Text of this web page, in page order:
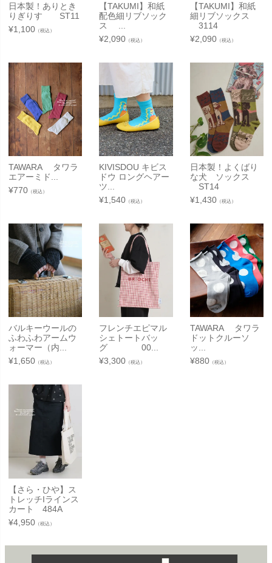
日本製！ありとき
りぎりす ST11
¥1,100 （税込）
【TAKUMI】和紙
配色細リブソック
ス ...
¥2,090 （税込）
【TAKUMI】和紙
細リブソックス
3114
¥2,090（税込）
TAWARA タワラ
エアーミド...
¥770 （税込）
KIVISDOU キビス
ドウ ロングヘアー
ツ...
¥1,540 （税込）
日本製！よくばり
な犬 ソックス
ST14
¥1,430（税込）
バルキーウールの
ふわふわアームウ
ォーマー（内...
¥1,650 （税込）
フレンチエピマル
シェトートバッ
グ 00...
¥3,300 （税込）
TAWARA タワラ
ドットクルーソ
ッ...
¥880（税込）
【さら・ひや】ス
トレッチIラインス
カート 484A
¥4,950 （税込）